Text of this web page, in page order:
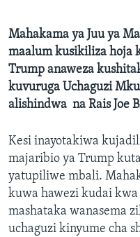
Mahakama ya Juu ya
maalum kusikiliza hoja
Trump anaweza
kuvuruga Uchaguzi
alishindwa na Rais Joe
Kesi inayotakiwa
majaribio ya Trump
yatupiliwe mbali.
kuwa hawezi kudai kwa
mashataka wanasema
uchaguzi kinyume cha